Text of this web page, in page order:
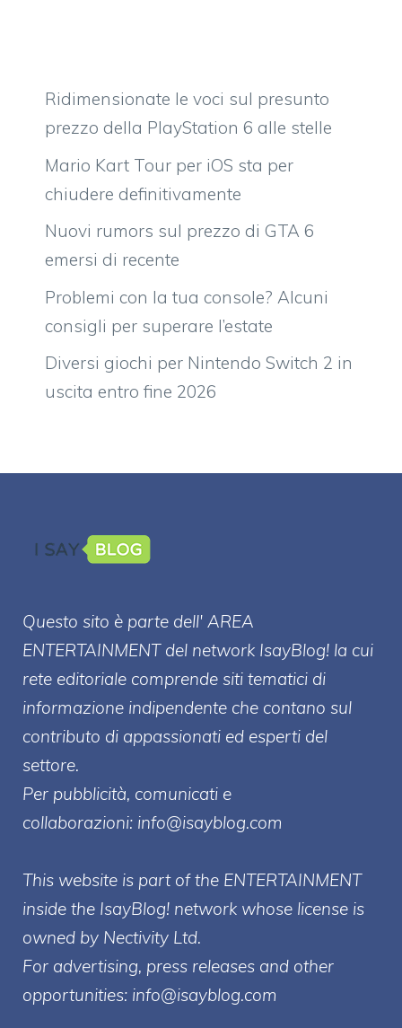
Ridimensionate le voci sul presunto
prezzo della PlayStation 6 alle stelle
Mario Kart Tour per iOS sta per
chiudere definitivamente
Nuovi rumors sul prezzo di GTA 6
emersi di recente
Problemi con la tua console? Alcuni
consigli per superare l’estate
Diversi giochi per Nintendo Switch 2 in
uscita entro fine 2026
Questo sito è parte dell' AREA
ENTERTAINMENT del network IsayBlog! la cui
rete editoriale comprende siti tematici di
informazione indipendente che contano sul
contributo di appassionati ed esperti del
settore.
Per pubblicità, comunicati e
collaborazioni: info@isayblog.com
This website is part of the ENTERTAINMENT
inside the IsayBlog! network whose license is
owned by Nectivity Ltd.
For advertising, press releases and other
opportunities: info@isayblog.com